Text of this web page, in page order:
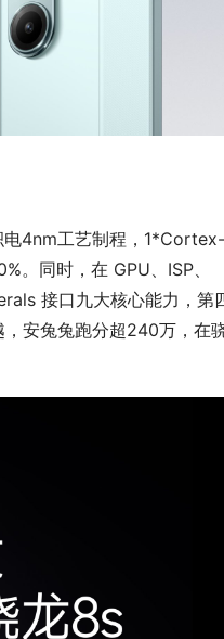
电4nm工艺制程，
同时，在 GPU、ISP、
接口九大核心能力，第
安兔兔跑分超240万，在